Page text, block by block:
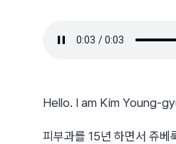
Hello. I am Kim Young-
피부과를 15년 하면서 쥬베